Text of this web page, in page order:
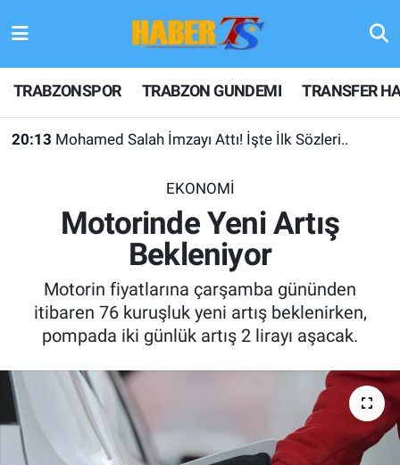
TRABZONSPOR TRABZON GUNDEMI TRANSFER
20:13 Mohamed Salah İmzayı Attı! İşte İlk Sözleri..
EKONOMİ
Motorinde Yeni Artış
Bekleniyor
Motorin fiyatlarına çarşamba gününden
itibaren 76 kuruşluk yeni artış beklenirken,
pompada iki günlük artış 2 lirayı aşacak.
TRABZONSPOR
TRABZON GUNDEMI
KULİS MEYDANI
1461 TRABZON
FUTBOL
ALT LIGLER
TV VE SİNEMA
Hava Durumu
Trafik Durumu
Son Dakika Haberleri
Haber Arşivi